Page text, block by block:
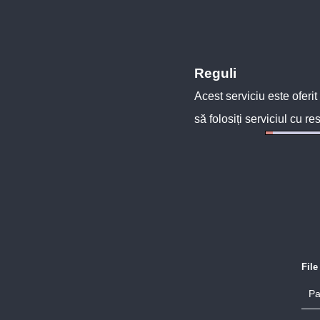
Reguli
Acest serviciu este
să folosiți serviciul cu
File